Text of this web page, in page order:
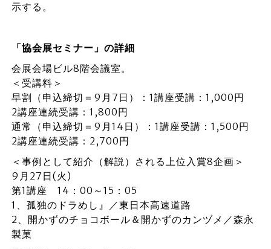
示する。
「協会展セミナー」の詳細
会展会場ビル8階会議室。
＜受講料＞
早割（申込締切＝9月7日）：1講座受講：1,000円
2講座連続受講：1,800円
通常（申込締切＝9月14日）：1講座受講：1,500円
2講座連続受講：2,700円
＜事例として紹介（解説）される上位入賞8企画＞
9月27日(火)
第1講座 14：00～15：05
1、孤独のドラめし』／東日本高速道路
2、開かずのチョコボール＆開かずのカンヅメ／森永
製菓